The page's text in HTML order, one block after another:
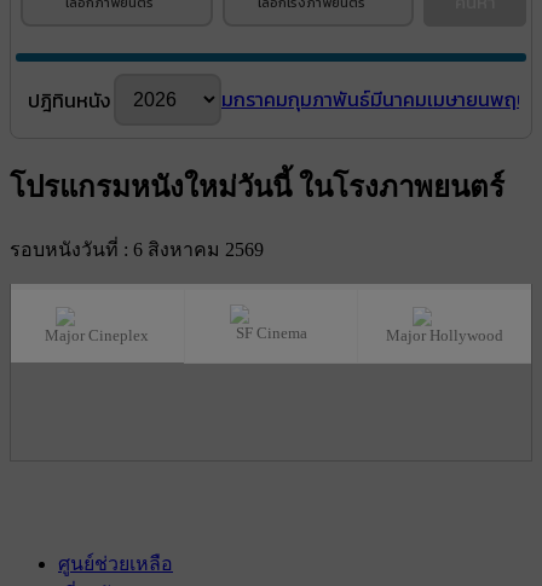
ปฎิทินหนัง มกราคมกุมภาพันธ์มีนาคมเมษายนพฤษ
โปรแกรมหนังใหม่วันนี้ ในโรงภาพยนตร์
รอบหนังวันที่ : 6 สิงหาคม 2569
Major Cineplex SF Cinema Major Hollywood
ศูนย์ช่วยเหลือ